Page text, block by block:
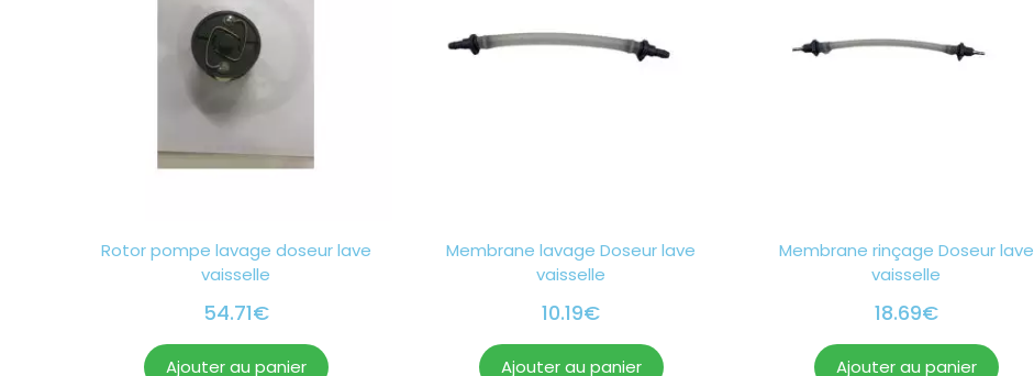
Rotor pompe lavage doseur lave
vaisselle
54.71€
Ajouter au panier
Membrane lavage Doseur lave
vaisselle
10.19€
Ajouter au panier
Membrane rinçage Doseur lave
vaisselle
18.69€
Ajouter au panier